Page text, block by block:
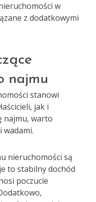
w
z dodatkowymi
najmu
stanowi
jak i
najmu, warto
wadami.
nieruchomości są
to stabilny dochód
poczucie